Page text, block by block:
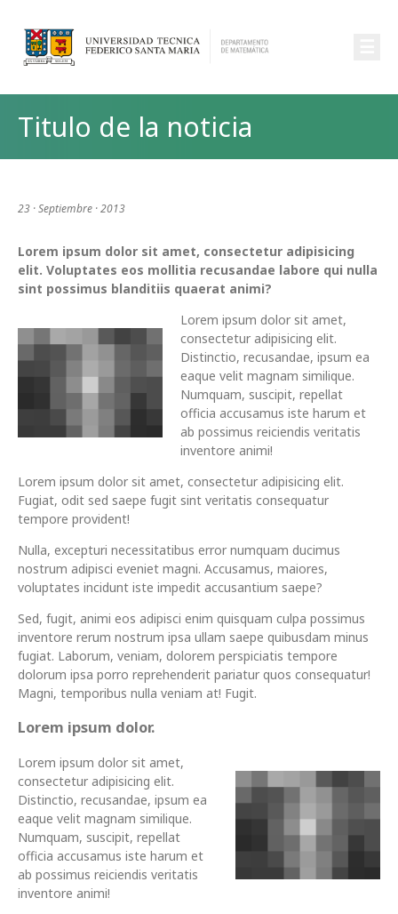
Titulo de la noticia
23 · Septiembre · 2013
Lorem ipsum dolor sit amet, consectetur adipisicing
elit. Voluptates eos mollitia recusandae labore qui nulla
sint possimus blanditiis quaerat animi?
Lorem ipsum dolor sit amet,
consectetur adipisicing elit.
Distinctio, recusandae, ipsum ea
eaque velit magnam similique.
Numquam, suscipit, repellat
officia accusamus iste harum et
ab possimus reiciendis veritatis
inventore animi!
Lorem ipsum dolor sit amet, consectetur adipisicing elit.
Fugiat, odit sed saepe fugit sint veritatis consequatur
tempore provident!
Nulla, excepturi necessitatibus error numquam ducimus
nostrum adipisci eveniet magni. Accusamus, maiores,
voluptates incidunt iste impedit accusantium saepe?
Sed, fugit, animi eos adipisci enim quisquam culpa possimus
inventore rerum nostrum ipsa ullam saepe quibusdam minus
fugiat. Laborum, veniam, dolorem perspiciatis tempore
dolorum ipsa porro reprehenderit pariatur quos consequatur!
Magni, temporibus nulla veniam at! Fugit.
Lorem ipsum dolor.
Lorem ipsum dolor sit amet,
consectetur adipisicing elit.
Distinctio, recusandae, ipsum ea
eaque velit magnam similique.
Numquam, suscipit, repellat
officia accusamus iste harum et
ab possimus reiciendis veritatis
inventore animi!